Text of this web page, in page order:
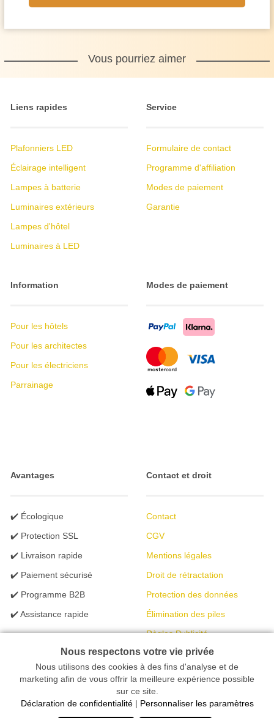
Vous pourriez aimer
Liens rapides
Plafonniers LED
Éclairage intelligent
Lampes à batterie
Luminaires extérieurs
Lampes d'hôtel
Luminaires à LED
Service
Formulaire de contact
Programme d'affiliation
Modes de paiement
Garantie
Information
Pour les hôtels
Pour les architectes
Pour les électriciens
Parrainage
Modes de paiement
Avantages
✔️ Écologique
✔️ Protection SSL
✔️ Livraison rapide
✔️ Paiement sécurisé
✔️ Programme B2B
✔️ Assistance rapide
Contact et droit
Contact
CGV
Mentions légales
Droit de rétractation
Protection des données
Élimination des piles
Règles Publicité
Votre magasin en ligne spécialisé dans l'éclairage | créé avec
peleides.io
Nous respectons votre vie privée
Nous utilisons des cookies à des fins d'analyse et de
marketing afin de vous offrir la meilleure expérience possible
sur ce site.
Déclaration de confidentialité| Personnaliser les paramètres